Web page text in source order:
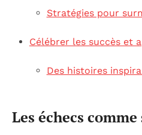
Stratégies pour
Célébrer les succès et
Des histoires
Les échecs